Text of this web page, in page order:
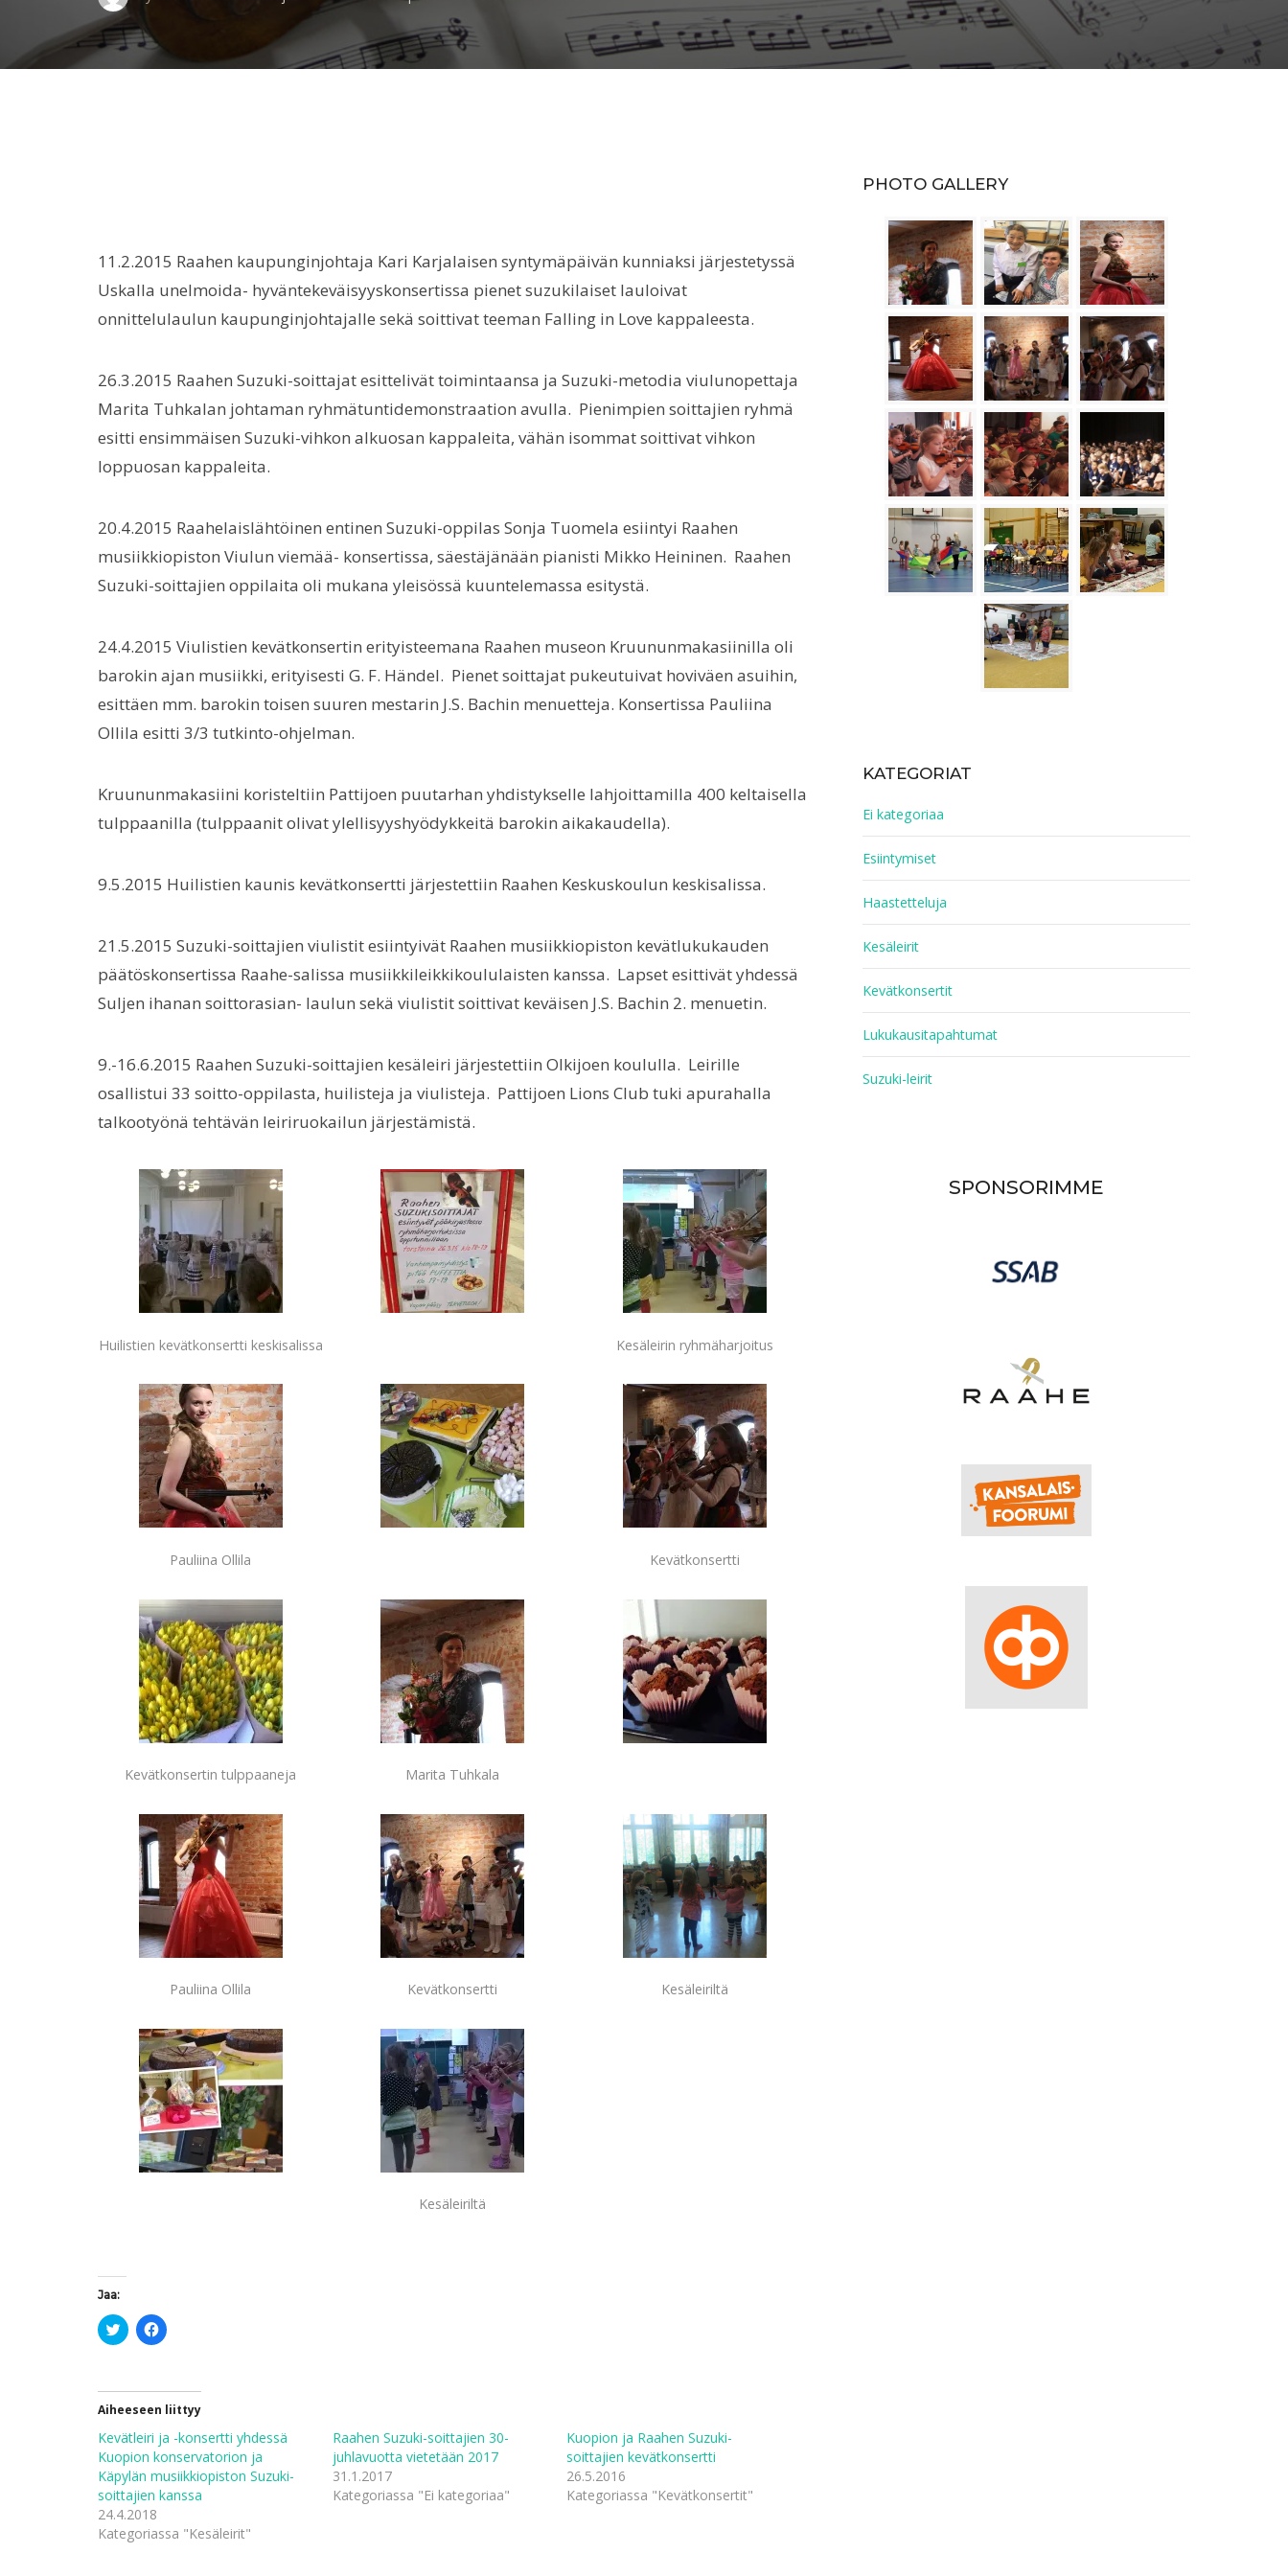
Tapahtumia
kevätlukukaudella
11.2.2015 Raahen kaupunginjohtaja Kari Karjalaisen syntymäpäivän kunniaksi järjestetyssä
Uskalla unelmoida- hyväntekeväisyyskonsertissa pienet suzukilaiset lauloivat
onnittelulaulun kaupunginjohtajalle sekä soittivat teeman Falling in Love kappaleesta.
26.3.2015 Raahen Suzuki-soittajat esittelivät toimintaansa ja Suzuki-metodia viulunopettaja
Marita Tuhkalan johtaman ryhmätuntidemonstraation avulla. Pienimpien soittajien ryhmä
esitti ensimmäisen Suzuki-vihkon alkuosan kappaleita, vähän isommat soittivat vihkon
loppuosan kappaleita.
20.4.2015 Raahelaislähtöinen entinen Suzuki-oppilas Sonja Tuomela esiintyi Raahen
musiikkiopiston Viulun viemää- konsertissa, säestäjänään pianisti Mikko Heininen. Raahen
Suzuki-soittajien oppilaita oli mukana yleisössä kuuntelemassa esitystä.
24.4.2015 Viulistien kevätkonsertin erityisteemana Raahen museon Kruununmakasiinilla oli
barokin ajan musiikki, erityisesti G. F. Händel. Pienet soittajat pukeutuivat hoviväen asuihin,
esittäen mm. barokin toisen suuren mestarin J.S. Bachin menuetteja. Konsertissa Pauliina
Ollila esitti 3/3 tutkinto-ohjelman.
Kruununmakasiini koristeltiin Pattijoen puutarhan yhdistykselle lahjoittamilla 400 keltaisella
tulppaanilla (tulppaanit olivat ylellisyyshyödykkeitä barokin aikakaudella).
9.5.2015 Huilistien kaunis kevätkonsertti järjestettiin Raahen Keskuskoulun keskisalissa.
21.5.2015 Suzuki-soittajien viulistit esiintyivät Raahen musiikkiopiston kevätlukukauden
päätöskonsertissa Raahe-salissa musiikkileikkikoululaisten kanssa. Lapset esittivät yhdessä
Suljen ihanan soittorasian- laulun sekä viulistit soittivat keväisen J.S. Bachin 2. menuetin.
9.-16.6.2015 Raahen Suzuki-soittajien kesäleiri järjestettiin Olkijoen koululla. Leirille
osallistui 33 soitto-oppilasta, huilisteja ja viulisteja. Pattijoen Lions Club tuki apurahalla
talkootyönä tehtävän leiriruokailun järjestämistä.
Huilistien kevätkonsertti keskisalissa Kesäleirin ryhmäharjoitus
Pauliina Ollila Kevätkonsertti
Kevätkonsertin tulppaaneja Marita Tuhkala
Pauliina Ollila Kevätkonsertti Kesäleiriltä
Kesäleiriltä
Jaa:
a
i
t
r
i
s
s
ä
(
A
a
a
c
e
b
o
k
i
s
s
a
v
Aiheeseen liittyy
Kevätleiri ja -konsertti yhdessä
Kuopion konservatorion ja
Käpylän musiikkiopiston Suzuki-
soittajien kanssa
24.4.2018
Kategoriassa "Kesäleirit"
Raahen Suzuki-soittajien 30-
juhlavuotta vietetään 2017
31.1.2017
Kategoriassa "Ei kategoriaa"
Kuopion ja Raahen Suzuki-
soittajien kevätkonsertti
26.5.2016
Kategoriassa "Kevätkonsertit"
PHOTO GALLERY
KATEGORIAT
Ei kategoriaa
Esiintymiset
Haastetteluja
Kesäleirit
Kevätkonsertit
Lukukausitapahtumat
Suzuki-leirit
SPONSORIMME